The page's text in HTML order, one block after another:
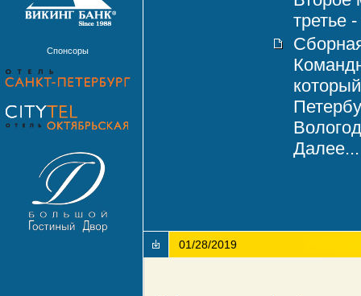
Спонсоры
третье
Далее...
01/28/2019